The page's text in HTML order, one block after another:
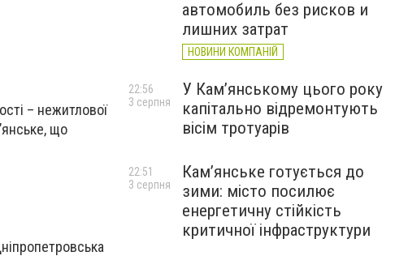
– нежитлової
що
автомобиль без рисков и
лишних затрат
НОВИНИ КОМПАНІЙ
У Кам’янському цього року
капітально відремонтують
вісім тротуарів
22:56
3 серпня
Кам’янське готується до
зими: місто посилює
енергетичну стійкість
критичної інфраструктури
22:51
3 серпня